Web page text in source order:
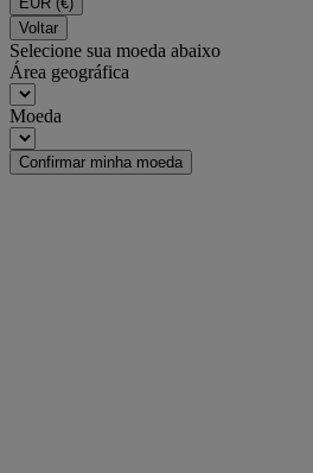
Voltar
Selecione sua moeda abaixo
Área geográfica
Moeda
Confirmar minha moeda